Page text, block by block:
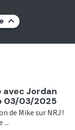
avec Jordan
03/03/2025
de Mike sur NRJ !
...